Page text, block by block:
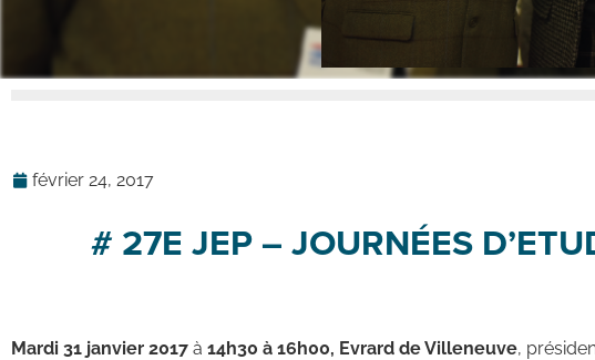
février 24, 2017
# 27E JEP – JOURNÉES
Mardi 31 janvier 2017 à 14h30 à 16h00, Evrard de Villeneuve,